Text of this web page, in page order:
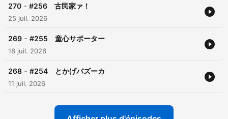
270 - #256 古民家ァ！
25 juil. 2026
269 - #255 童心サポーター
18 juil. 2026
268 - #254 とかげバズーカ
11 juil. 2026